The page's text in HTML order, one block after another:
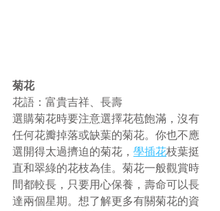
菊花
花語：富貴吉祥、長壽
選購菊花時要注意選擇花苞飽滿，沒有
任何花瓣掉落或缺葉的菊花。你也不應
選開得太過擠迫的菊花， 學插花枝葉挺
直和翠綠的花枝為佳。菊花一般觀賞時
間都較長，只要用心保養，壽命可以長
達兩個星期。想了解更多有關菊花的資